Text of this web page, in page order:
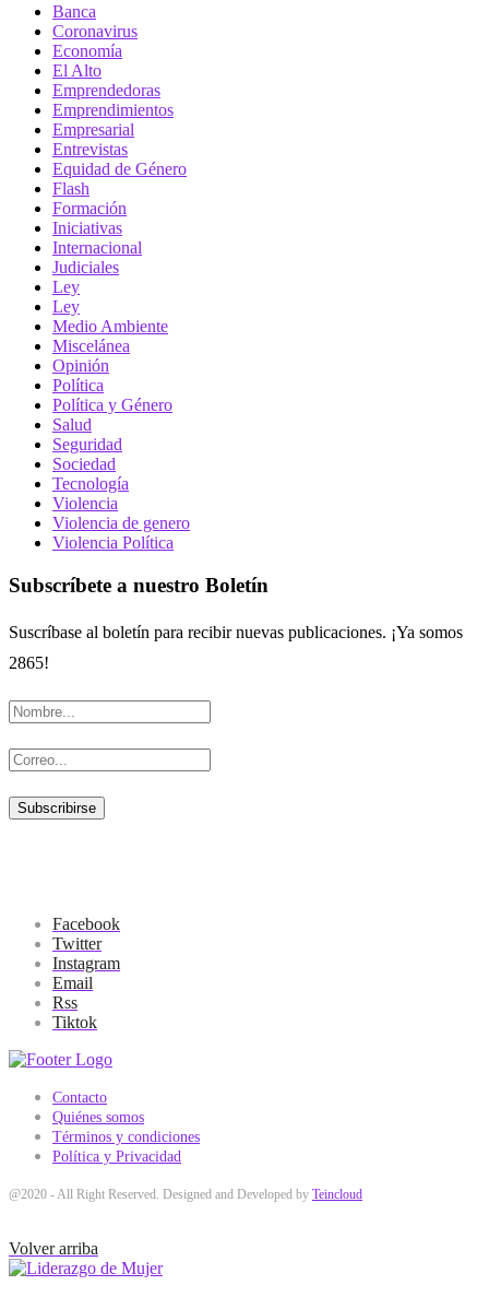
Banca
Coronavirus
Economía
El Alto
Emprendedoras
Emprendimientos
Empresarial
Entrevistas
Equidad de Género
Flash
Formación
Iniciativas
Internacional
Judiciales
Ley
Ley
Medio Ambiente
Miscelánea
Opinión
Política
Política y Género
Salud
Seguridad
Sociedad
Tecnología
Violencia
Violencia de genero
Violencia Política
Subscríbete a nuestro Boletín
Suscríbase al boletín para recibir nuevas publicaciones. ¡Ya somos
2865!
Facebook
Twitter
Instagram
Email
Rss
Tiktok
Contacto
Quiénes somos
Términos y condiciones
Política y Privacidad
@2020 - All Right Reserved. Designed and Developed by Teincloud
Volver arriba